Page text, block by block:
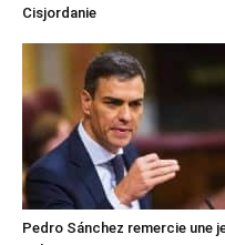
Cisjordanie
Pedro Sánchez remercie une